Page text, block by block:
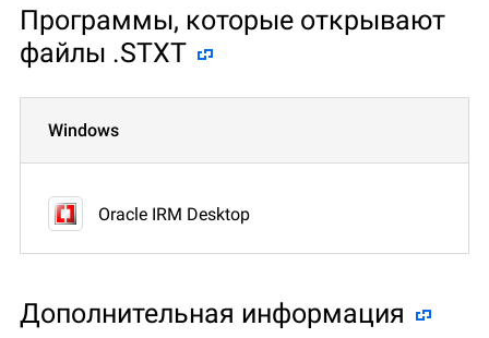
Программы, которые открывают
файлы .STXT
Windows
Oracle IRM Desktop
Дополнительная информация